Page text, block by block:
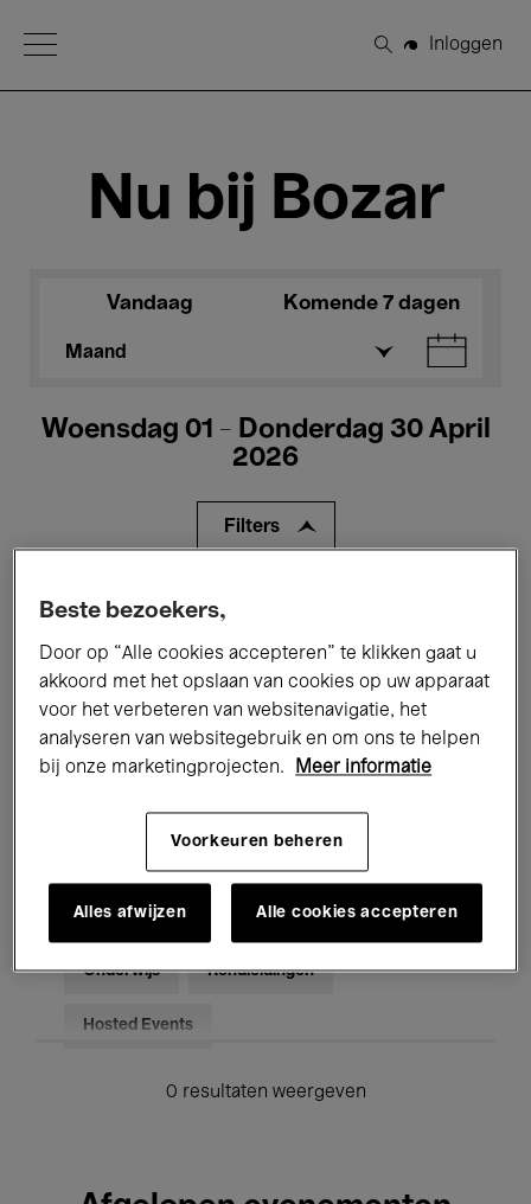
Open Menu
Zoeken
Inloggen
Nu bij Bozar
Vandaag Komende 7 dagen
Maand
Woensdag 01 - Donderdag 30 April
2026
Filters
Alle evenementen
Tentoonstellingen Films
Performances Lezingen & Debatten
Jazz Klassieke Muziek Global Music
Voor iedereen Kids’ Palace
Onderwijs Rondleidingen
Hosted Events
0 resultaten weergeven
Beste bezoekers,
Door op “Alle cookies accepteren” te klikken gaat u
akkoord met het opslaan van cookies op uw apparaat
voor het verbeteren van websitenavigatie, het
analyseren van websitegebruik en om ons te helpen
bij onze marketingprojecten.
Meer informatie
Voorkeuren beheren
Alles afwijzen Alle cookies accepteren